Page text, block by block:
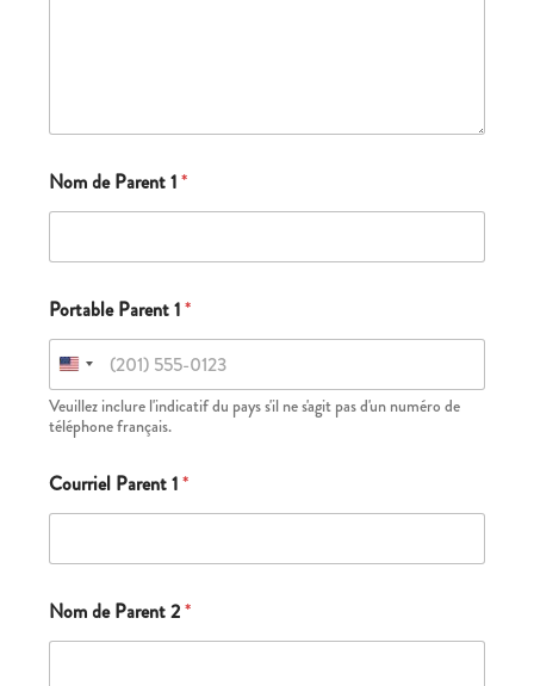
Nom de Parent 1*
Portable Parent 1*
Veuillez inclure l'indicatif du pays s'il ne s'agit pas d'un numéro de
téléphone français.
Courriel Parent 1*
Nom de Parent 2*